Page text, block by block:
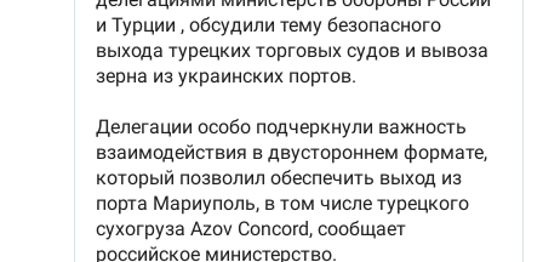
Trimite o informație
Despre ZdG
in English
на русском